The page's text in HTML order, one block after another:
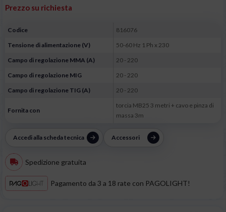
Prezzo su richiesta
Codice
816076
Tensione di alimentazione (V)
50-60 Hz 1 Ph x 230
Campo di regolazione MMA (A)
20 - 220
Campo di regolazione MIG
20 - 220
Campo di regolazione TIG (A)
20 - 220
Fornita con
torcia MB25 3 metri + cavo e pinza di
massa 3m
Accedi alla scheda tecnica Accessori
Spedizione gratuita
Pagamento da 3 a 18 rate con PAGOLIGHT!